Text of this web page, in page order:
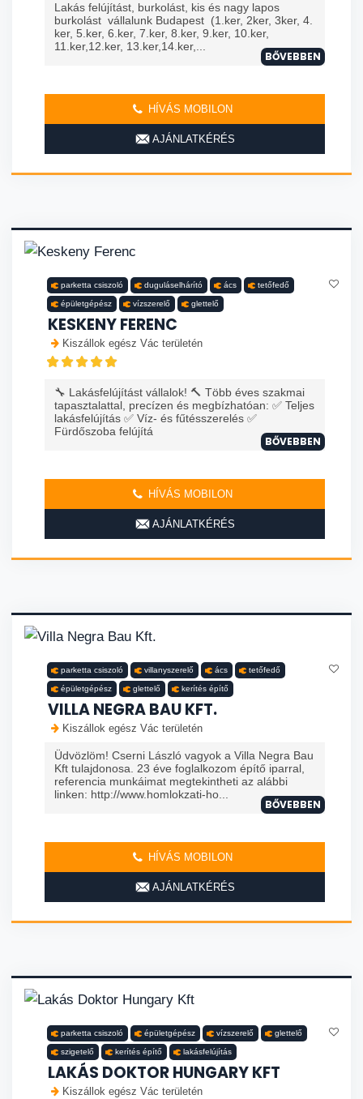
Lakás felújítást, burkolást, kis és nagy lapos
burkolást vállalunk Budapest (1.ker, 2ker, 3ker, 4.
ker, 5.ker, 6.ker, 7.ker, 8.ker, 9.ker, 10.ker,
11.ker,12.ker, 13.ker,14.ker,...
BŐVEBBEN
HÍVÁS MOBILON
AJÁNLATKÉRÉS
parketta csiszoló duguláselhárító ács tetőfedő
épületgépész vízszerelő glettelő
KESKENY FERENC
Kiszállok egész Vác területén
🔧 Lakásfelújítást vállalok! 🔨 Több éves szakmai
tapasztalattal, precízen és megbízhatóan: ✅ Teljes
lakásfelújítás ✅ Víz- és fűtésszerelés ✅
Fürdőszoba felújítá
BŐVEBBEN
HÍVÁS MOBILON
AJÁNLATKÉRÉS
parketta csiszoló villanyszerelő ács tetőfedő
épületgépész glettelő kerítés építő
VILLA NEGRA BAU KFT.
Kiszállok egész Vác területén
Üdvözlöm! Cserni László vagyok a Villa Negra Bau
Kft tulajdonosa. 23 éve foglalkozom építő iparral,
referencia munkáimat megtekintheti az alábbi
linken: http://www.homlokzati-ho...
BŐVEBBEN
HÍVÁS MOBILON
AJÁNLATKÉRÉS
parketta csiszoló épületgépész vízszerelő glettelő
szigetelő kerítés építő lakásfelújítás
LAKÁS DOKTOR HUNGARY KFT
Kiszállok egész Vác területén